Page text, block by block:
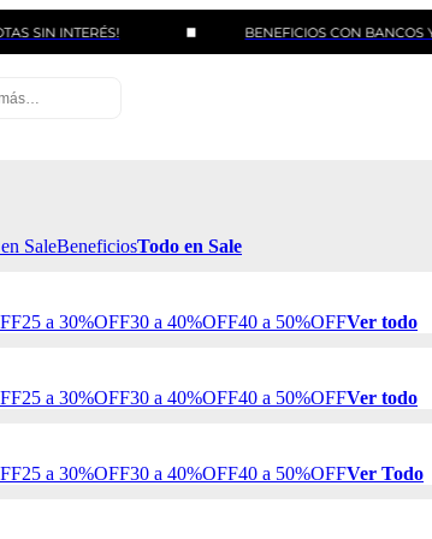
BENEFICIOS CON BANCOS Y TARJETAS
SaleBeneficiosTodo en Sale
25 a 30%OFF30 a 40%OFF40 a 50%OFFVer todo
25 a 30%OFF30 a 40%OFF40 a 50%OFFVer todo
25 a 30%OFF30 a 40%OFF40 a 50%OFFVer Todo